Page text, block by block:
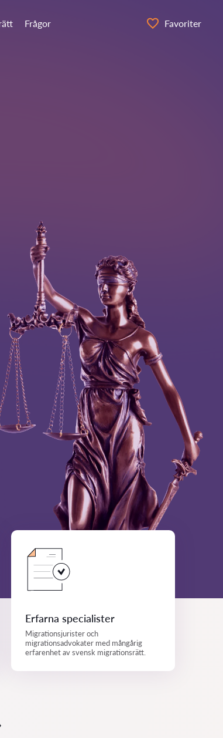
Frågor Favoriter
Erfarna specialister
Migrationsjurister och
migrationsadvokater med mångårig
erfarenhet av svensk migrationsrätt.